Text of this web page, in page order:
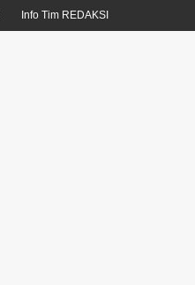
Info Tim REDAKSI